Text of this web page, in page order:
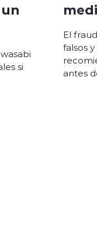
si
El
falsos
antes